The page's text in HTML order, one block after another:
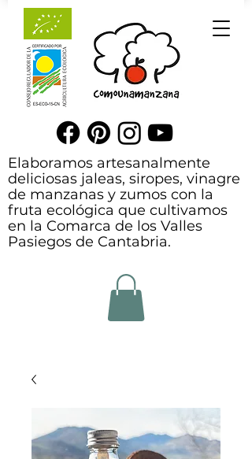
Elaboramos artesanalmente
deliciosas jaleas, siropes, vinagre
de manzanas y zumos con la
fruta ecológica que cultivamos
en la Comarca de los Valles
Pasiegos de Cantabria.